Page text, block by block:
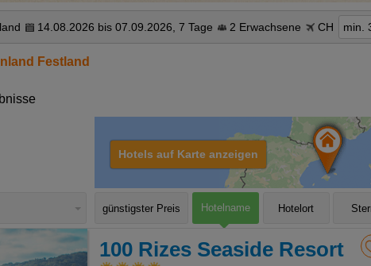
14.08.2026 bis 07.09.2026, 7 Tage 2 Erwachsene CH min.
Festland
Hotels auf Karte anzeigen
günstigster Preis Hotelname Hotelort
100 Rizes Seaside Resort